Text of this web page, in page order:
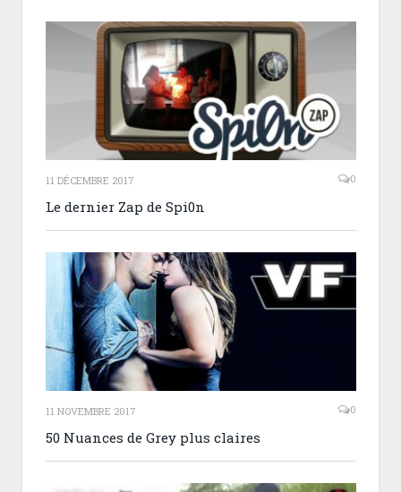
11 DÉCEMBRE 2017 0
Le dernier Zap de Spi0n
11 NOVEMBRE 2017 0
50 Nuances de Grey plus claires